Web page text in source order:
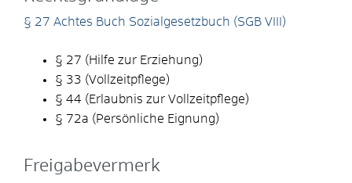
§ 27 Achtes Buch Sozialgesetzbuch (SGB VIII)
§ 27 (Hilfe zur Erziehung)
§ 33 (Vollzeitpflege)
§ 44 (Erlaubnis zur Vollzeitpflege)
§ 72a (Persönliche Eignung)
Freigabevermerk